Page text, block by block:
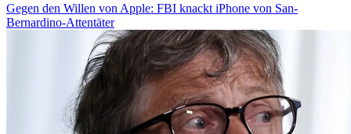
Gegen den Willen von Apple: FBI knackt iPhone von San-
Bernardino-Attentäter